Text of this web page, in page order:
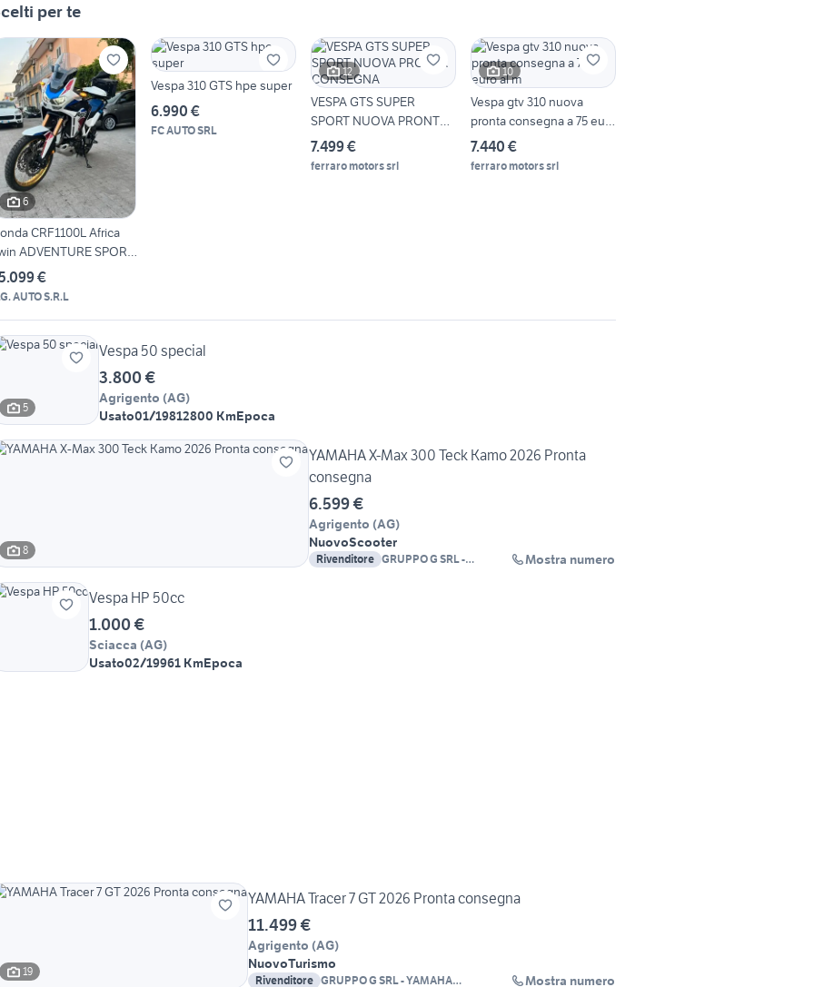
per te
6
CRF1100L Africa
ADVENTURE SPORT
FUL€
AUTO S.R.L
Vespa 310 GTS hpe super
6.990 €
FC AUTO SRL
12
VESPA GTS SUPER
SPORT NUOVA PRONTA
CONSEGNA
7.499 €
ferraro motors srl
10
Vespa gtv 310 nuova
pronta consegna a 75 euro
al m
7.440 €
ferraro motors srl
5
Vespa 50 special
3.800 €
Agrigento (AG)
Usato01/19812800 KmEpoca
8
YAMAHA X-Max 300 Teck Kamo 2026 Pronta
consegna
6.599 €
Agrigento (AG)
NuovoScooter
Rivenditore GRUPPO G SRL -
Mostra numero
Vespa HP 50cc
1.000 €
Sciacca (AG)
Usato02/19961 KmEpoca
19
YAMAHA Tracer 7 GT 2026 Pronta consegna
11.499 €
Agrigento (AG)
NuovoTurismo
Rivenditore GRUPPO G SRL - YAMAHA Mostra numero